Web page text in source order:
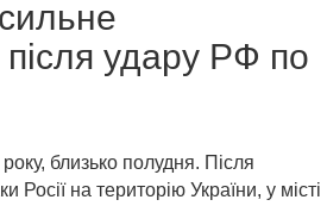
удару РФ по
близько полудня. Після
Росії на територію України, у місті